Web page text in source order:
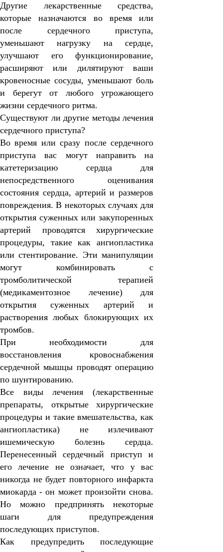
Другие лекарственные средства,
которые назначаются во время или
после сердечного приступа,
уменьшают нагрузку на сердце,
улучшают его функционирование,
расширяют или дилятируют ваши
кровеносные сосуды, уменьшают боль
и берегут от любого угрожающего
жизни сердечного ритма.
Существуют ли другие методы лечения
сердечного приступа?
Во время или сразу после сердечного
приступа вас могут направить на
катетеризацию сердца для
непосредственного оценивания
состояния сердца, артерий и размеров
повреждения. В некоторых случаях для
открытия суженных или закупоренных
артерий проводятся хирургические
процедуры, такие как ангиопластика
или стентирование. Эти манипуляции
могут комбинировать с
тромболитической терапией
(медикаментозное лечение) для
открытия суженных артерий и
растворения любых блокирующих их
тромбов.
При необходимости для
восстановления кровоснабжения
сердечной мышцы проводят операцию
по шунтированию.
Все виды лечения (лекарственные
препараты, открытые хирургические
процедуры и такие вмешательства, как
ангиопластика) не излечивают
ишемическую болезнь сердца.
Перенесенный сердечный приступ и
его лечение не означает, что у вас
никогда не будет повторного инфаркта
миокарда - он можетпроизойти снова.
Но можно предпринять некоторые
шаги для предупреждения
последующих приступов.
Как предупредить последующие